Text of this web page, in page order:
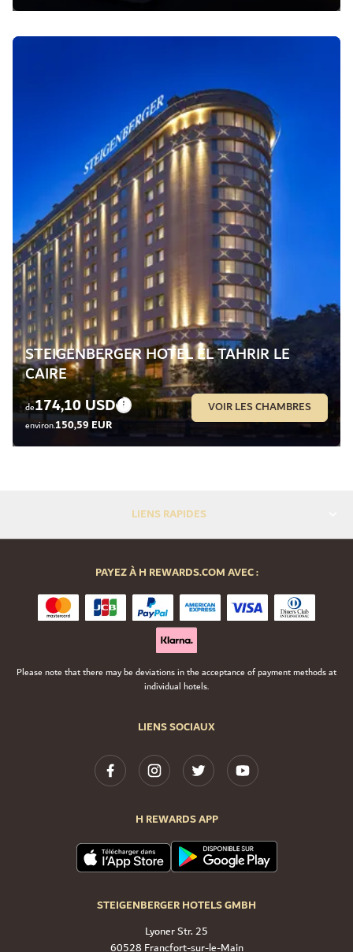
STEIGENBERGER HOTEL EL TAHRIR LE
CAIRE
de174,10 USD
environ.150,59 EUR
VOIR LES CHAMBRES
LIENS RAPIDES
LIENS SOCIAUX
H REWARDS APP
STEIGENBERGER HOTELS GMBH
Lyoner Str. 25
PAYEZ À H REWARDS.COM AVEC :
Please note that there may be deviations in the acceptance of payment methods at
individual hotels.